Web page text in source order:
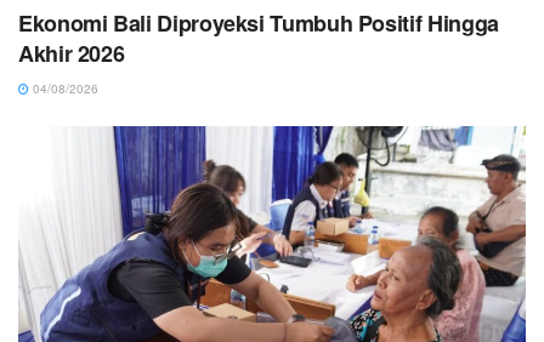
Ekonomi Bali Diproyeksi Tumbuh Positif Hingga
Akhir 2026
04/08/2026